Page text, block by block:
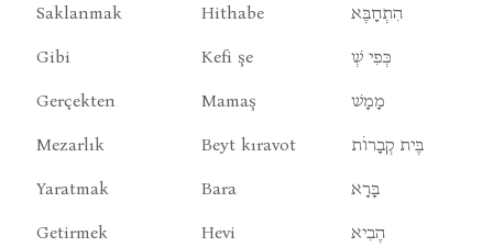
Saklanmak Hithabe הִתְחָבֶּא
Gibi Kefi şe כְּפִי שְׁ
Gerçekten Mamaş מָמָשׁ
Mezarlık Beyt kıravot בֶּית קְבָרוֹת
Yaratmak Bara בָּרָא
Getirmek Hevi הֶבִיא